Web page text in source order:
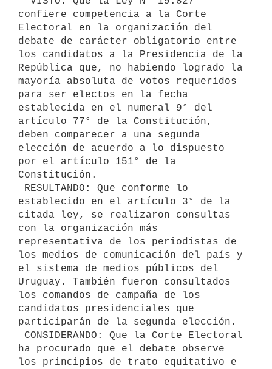
confiere competencia a la Corte
Electoral en la organización del
debate de carácter obligatorio entre
los candidatos a la Presidencia de la
República que, no habiendo logrado la
mayoría absoluta de votos requeridos
para ser electos en la fecha
establecida en el numeral 9° del
artículo 77° de la Constitución,
deben comparecer a una segunda
elección de acuerdo a lo dispuesto
por el artículo 151° de la
Constitución.
establecido en el artículo 3° de la
citada ley, se realizaron consultas
con la organización más
representativa de los periodistas de
los medios de comunicación del país y
el sistema de medios públicos del
Uruguay. También fueron consultados
los comandos de campaña de los
candidatos presidenciales que
participarán de la segunda elección.
ha procurado que el debate observe
los principios de trato equitativo e